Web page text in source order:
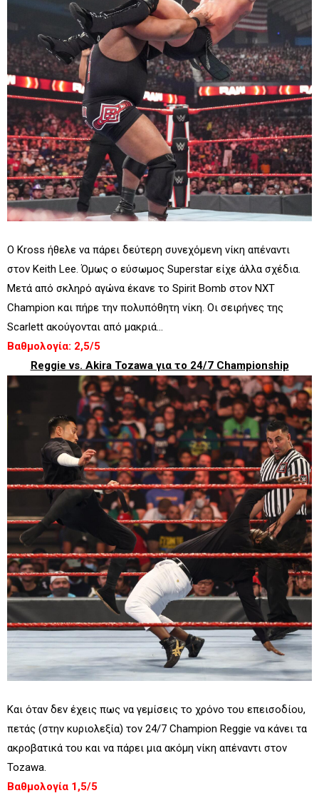
Ο Kross ήθελε να πάρει δεύτερη συνεχόμενη νίκη απέναντι
στον Keith Lee. Όμως ο εύσωμος Superstar είχε άλλα σχέδια.
Μετά από σκληρό αγώνα έκανε το Spirit Bomb στον NXT
Champion και πήρε την πολυπόθητη νίκη. Οι σειρήνες της
Scarlett ακούγονται από μακριά...
Βαθμολογία: 2,5/5
Reggie vs. Akira Tozawa για το 24/7 Championship
Και όταν δεν έχεις πως να γεμίσεις το χρόνο του επεισοδίου,
πετάς (στην κυριολεξία) τον 24/7 Champion Reggie να κάνει τα
ακροβατικά του και να πάρει μια ακόμη νίκη απέναντι στον
Tozawa.
Βαθμολογία 1,5/5